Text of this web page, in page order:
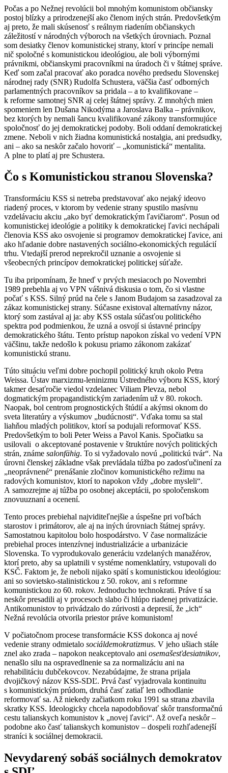
Počas a po Nežnej revolúcii bol mnohým komunistom občiansky
postoj blízky a prirodzenejší ako členom iných strán. Predovšetkým
aj preto, že mali skúsenosť s reálnym riadením občianskych
záležitostí v národných výboroch na všetkých úrovniach. Poznal
som desiatky členov komunistickej strany, ktorí v princípe nemali
nič spoločné s komunistickou ideológiou, ale boli výbornými
právnikmi, občianskymi pracovníkmi na úradoch či v štátnej správe.
Keď som začal pracovať ako poradca nového predsedu Slovenskej
národnej rady (SNR) Rudolfa Schustera, väčšia časť odborných
parlamentných pracovníkov sa pridala – a to kvalifikovane –
k reforme samotnej SNR aj celej štátnej správy. Z mnohých mien
spomeniem len Dušana Nikodýma a Jaroslava Balka – právnikov,
bez ktorých by nemali šancu kvalifikované zákony transformujúce
spoločnosť do jej demokratickej podoby. Boli oddaní demokratickej
zmene. Neboli v nich žiadna komunistická nostalgia, ani predsudky,
ani – ako sa neskôr začalo hovoriť – „komunistická“ mentalita.
A plne to platí aj pre Schustera.
Čo s Komunistickou stranou Slovenska?
Transformáciu KSS si netreba predstavovať ako nejaký ideovo
riadený proces, v ktorom by vedenie strany spustilo masívnu
vzdelávaciu akciu „ako byť demokratickým ľavičiarom“. Posun od
komunistickej ideológie a politiky k demokratickej ľavici nechápali
členovia KSS ako osvojenie si programov demokratickej ľavice, ani
ako hľadanie dobre nastavených sociálno-ekonomických regulácií
trhu. Vtedajší prerod neprekročil uznanie a osvojenie si
všeobecných princípov demokratickej politickej súťaže.
Tu iba pripomínam, že hneď v prvých mesiacoch po Novembri
1989 prebehla aj vo VPN vášnivá diskusia o tom, čo si vlastne
počať s KSS. Silný prúd na čele s Janom Budajom sa zasadzoval za
zákaz komunistickej strany. Súčasne existoval alternatívny názor,
ktorý som zastával aj ja: aby KSS ostala súčasťou politického
spektra pod podmienkou, že uzná a osvojí si ústavné princípy
demokratického štátu. Tento prístup napokon získal vo vedení VPN
väčšinu, takže nedošlo k pokusu priamo zákonom zakázať
komunistickú stranu.
Túto situáciu veľmi dobre pochopil politický kruh okolo Petra
Weissa. Ústav marxizmu-leninizmu Ústredného výboru KSS, ktorý
takmer desaťročie viedol vzdelanec Viliam Plevza, nebol
dogmatickým propagandistickým zariadením už v 80. rokoch.
Naopak, bol centrom prognostických štúdií a akýmsi oknom do
sveta literatúry a výskumov „budúcnosti“. Vďaka tomu sa stal
liahňou mladých politikov, ktorí sa podujali reformovať KSS.
Predovšetkým to boli Peter Weiss a Pavol Kanis. Spočiatku sa
usilovali o akceptované postavenie v štruktúre nových politických
strán, známe salonfähig. To si vyžadovalo novú „politickú tvár“. Na
úrovni členskej základne však prevládala túžba po zadosťučinení za
„neoprávnené“ prenášanie zločinov komunistického režimu na
radových komunistov, ktorí to napokon vždy „dobre mysleli“.
A samozrejme aj túžba po osobnej akceptácii, po spoločenskom
znovuuznaní a ocenení.
Tento proces prebiehal najviditeľnejšie a úspešne pri voľbách
starostov i primátorov, ale aj na iných úrovniach štátnej správy.
Samostatnou kapitolou bolo hospodárstvo. V čase normalizácie
prebiehal proces intenzívnej industrializácie a urbanizácie
Slovenska. To vyprodukovalo generáciu vzdelaných manažérov,
ktorí preto, aby sa uplatnili v systéme nomenklatúry, vstupovali do
KSČ. Faktom je, že neboli nijako spätí s komunistickou ideológiou:
ani so sovietsko-stalinistickou z 50. rokov, ani s reformne
komunistickou zo 60. rokov. Jednoducho technokrati. Práve tí sa
neskôr presadili aj v procesoch slabo či hlúpo riadenej privatizácie.
Antikomunistov to privádzalo do zúrivosti a depresií, že „ich“
Nežná revolúcia otvorila priestor práve komunistom!
V počiatočnom procese transformácie KSS dokonca aj nové
vedenie strany odmietalo sociáldemokratizmus. V jeho ušiach stále
znel ako zrada – napokon neakceptovalo ani osemašesťdesiatnikov,
nenašlo silu na ospravedlnenie sa za normalizáciu ani na
rehabilitáciu dubčekovcov. Nezabúdajme, že strana prijala
dvojičkový názov KSS-SDĽ. Prvá časť vyjadrovala kontinuitu
s komunistickým prúdom, druhá časť zatiaľ len odhodlanie
reformovať sa. Až niekedy začiatkom roku 1991 sa strana zbavila
skratky KSS. Ideologicky chcela napodobňovať skôr transformačnú
cestu talianskych komunistov k „novej ľavici“. Až oveľa neskôr –
podobne ako časť talianskych komunistov – dospeli rozhľadenejší
straníci k sociálnej demokracii.
Nevydarený sobáš sociálnych demokratov